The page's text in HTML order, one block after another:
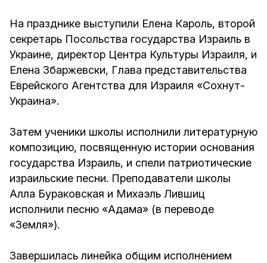
На празднике выступили Елена Кароль, второй
секретарь Посольства государства Израиль в
Украине, директор Центра Культуры Израиля, и
Елена Збаржевски, Глава представительства
Еврейского Агентства для Израиля «Сохнут-
Украина».
Затем ученики школы исполнили литературную
композицию, посвященную истории основания
государства Израиль, и спели патриотические
израильские песни. Преподаватели школы
Алла Бураковская и Михаэль Лившиц
исполнили песню «Адама» (в переводе
«Земля»).
Завершилась линейка общим исполнением